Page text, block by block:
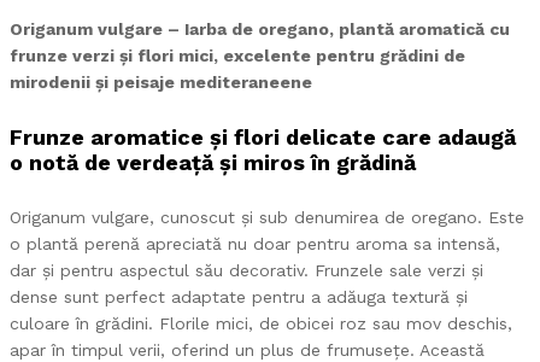
Origanum vulgare – Iarba de oregano, plantă aromatică cu
frunze verzi și flori mici, excelente pentru grădini de
mirodenii și peisaje mediteraneene
Frunze aromatice și flori delicate care adaugă
o notă de verdeață și miros în grădină
Origanum vulgare, cunoscut și sub denumirea de oregano. Este
o plantă perenă apreciată nu doar pentru aroma sa intensă,
dar și pentru aspectul său decorativ. Frunzele sale verzi și
dense sunt perfect adaptate pentru a adăuga textură și
culoare în grădini. Florile mici, de obicei roz sau mov deschis,
apar în timpul verii, oferind un plus de frumusețe. Această